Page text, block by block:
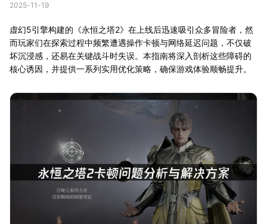
2025-11-19
虚幻5引擎构建的《永恒之塔2》在上线后迅速吸引众多冒险者，然
而玩家们在探索过程中频繁遭遇操作卡顿与网络延迟问题，不仅破
坏沉浸感，还易在关键战斗时失误。本指南将深入剖析这些障碍的
核心诱因，并提供一系列实用优化策略，确保游戏体验顺畅提升。